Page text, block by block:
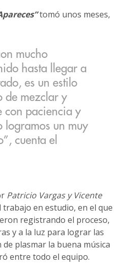
tomó unos meses,
mucho
hasta llegar a
es un estilo
de mezclar y
con paciencia y
logramos un muy
cuenta el
Patricio Vargas y Vicente
en estudio, en el que
registrando el proceso,
y a la luz para lograr las
plasmar la buena música
entre todo el equipo.